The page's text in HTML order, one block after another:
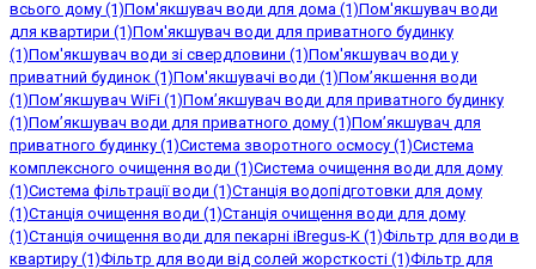
всього дому (1)Пом'якшувач води для дома (1)Пом'якшувач води
для квартири (1)Пом'якшувач води для приватного будинку
(1)Пом'якшувач води зі свердловини (1)Пом'якшувач води у
приватний будинок (1)Пом'якшувачі води (1)Пом’якшення води
(1)Пом’якшувач WiFi (1)Пом’якшувач води для приватного будинку
(1)Пом’якшувач води для приватного дому (1)Пом’якшувач для
приватного будинку (1)Система зворотного осмосу (1)Система
комплексного очищення води (1)Система очищення води для дому
(1)Система фільтрації води (1)Станція водопідготовки для дому
(1)Станція очищення води (1)Станція очищення води для дому
(1)Станція очищення води для пекарні iBregus-K (1)Фільтр для води в
квартиру (1)Фільтр для води від солей жорсткості (1)Фільтр для